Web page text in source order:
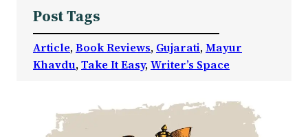
Post Tags
Article, Book Reviews, Gujarati, Mayur
Khavdu, Take It Easy, Writer’s Space